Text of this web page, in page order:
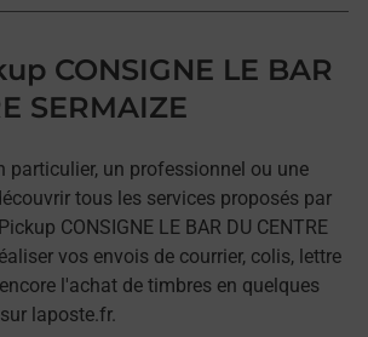
CONSIGNE LE BAR
SERMAIZE
particulier, un professionnel ou une
tous les services proposés par
CONSIGNE LE BAR DU CENTRE
vos envois de courrier, colis, lettre
l'achat de timbres en quelques
laposte.fr.